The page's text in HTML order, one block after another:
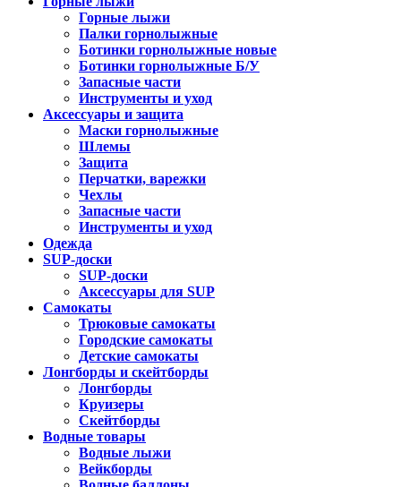
Горные лыжи
Палки горнолыжные
Ботинки горнолыжные новые
Ботинки горнолыжные Б/У
Запасные части
Инструменты и уход
Аксессуары и защита
Маски горнолыжные
Шлемы
Защита
Перчатки, варежки
Чехлы
Запасные части
Инструменты и уход
Одежда
SUP-доски
SUP-доски
Аксессуары для SUP
Самокаты
Трюковые самокаты
Городские самокаты
Детские самокаты
Лонгборды и скейтборды
Лонгборды
Круизеры
Скейтборды
Водные товары
Водные лыжи
Вейкборды